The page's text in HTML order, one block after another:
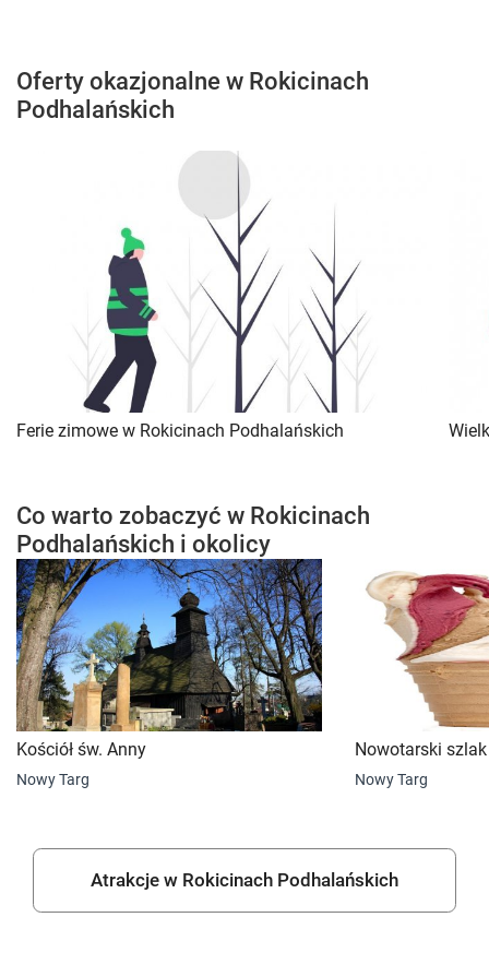
Oferty okazjonalne w Rokicinach
Podhalańskich
Ferie zimowe w Rokicinach Podhalańskich
Co warto zobaczyć w Rokicinach
Podhalańskich i okolicy
Kościół św. Anny
Nowy Targ
Nowotarski
Nowy Targ
Atrakcje w Rokicinach Podhalańskich